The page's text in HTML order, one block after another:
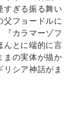
すぎる振る舞い
父フョードルに
カラマーゾフ
んとに端的に言
まの実体が描か
シア神話がま